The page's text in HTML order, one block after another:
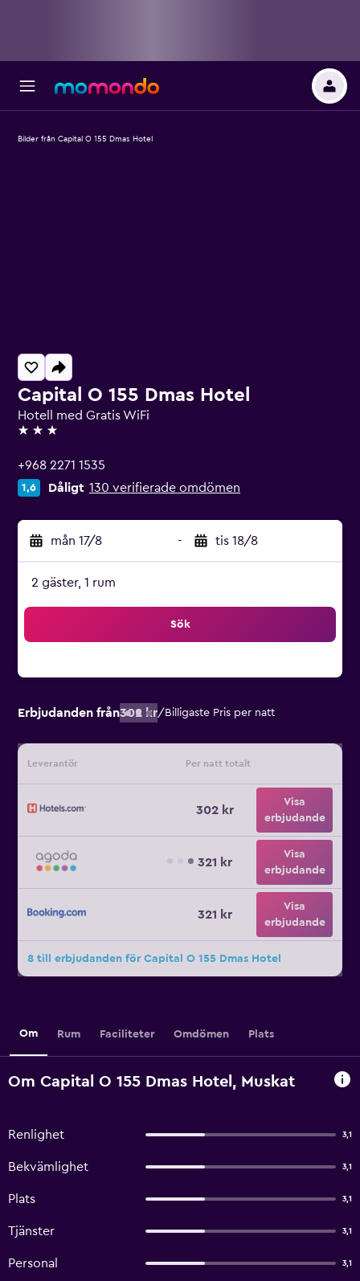
Capital O 155 Dmas Hotel
Hotell med Gratis WiFi
3 stjärnor
+968 2271 1535
1,6 Dåligt 130 verifierade omdömen
mån 17/8 - tis 18/8
2 gäster, 1 rum
Sök
Erbjudanden från302 kr/ Billigaste Pris per natt
Leverantör Per natt totalt
302 kr
Visa
erbjudande
321 kr
Visa
erbjudande
321 kr
Visa
erbjudande
8 till erbjudanden för Capital O 155 Dmas Hotel
Bilder från Capital O 155 Dmas Hotel
Om Rum Faciliteter Omdömen Plats
Om Capital O 155 Dmas Hotel, Muskat
Renlighet 3,1
Bekvämlighet 3,1
Plats 3,1
Tjänster 3,1
Personal 3,1